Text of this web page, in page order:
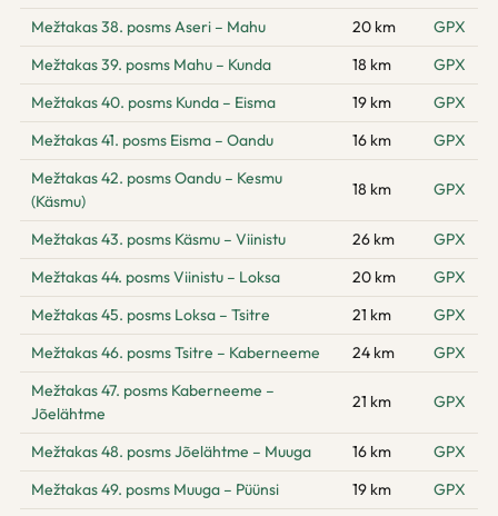
Mežtakas 38. posms Aseri – Mahu
20 km
GPX
Mežtakas 39. posms Mahu – Kunda
18 km
GPX
Mežtakas 40. posms Kunda – Eisma
19 km
GPX
Mežtakas 41. posms Eisma – Oandu
16 km
GPX
Mežtakas 42. posms Oandu – Kesmu
(Käsmu)
18 km GPX
Mežtakas 43. posms Käsmu – Viinistu 26 km
GPX
Mežtakas 44. posms Viinistu – Loksa
20 km
GPX
Mežtakas 45. posms Loksa – Tsitre
21 km
GPX
Mežtakas 46. posms Tsitre – Kaberneeme
24 km
GPX
Mežtakas 47. posms Kaberneeme –
Jõelähtme
21 km GPX
Mežtakas 48. posms Jõelähtme – Muuga 16 km
GPX
Mežtakas 49. posms Muuga – Püünsi
19 km
GPX